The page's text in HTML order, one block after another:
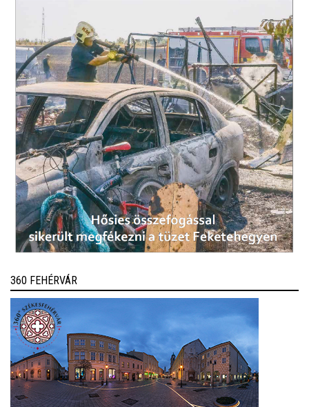
360 FEHÉRVÁR